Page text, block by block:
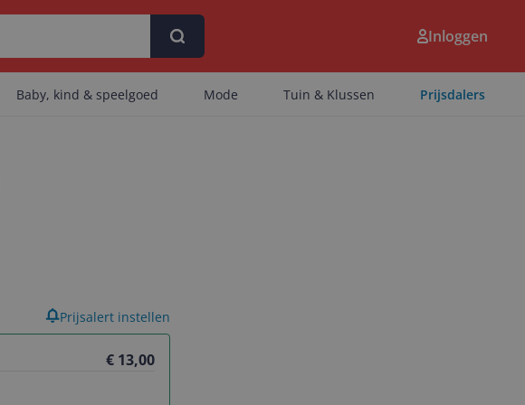
Inloggen
Baby, kind & speelgoed Mode Tuin & Klussen Prijsdalers
€ 13,00
Prijsalert instellen